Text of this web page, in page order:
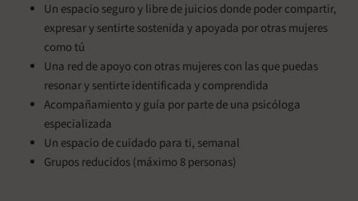
Un espacio seguro y libre de juicios donde poder compartir,
expresar y sentirte sostenida y apoyada por otras mujeres
como tú
Una red de apoyo con otras mujeres con las que puedas
resonar y sentirte identificada y comprendida
Acompañamiento y guía por parte de una psicóloga
especializada
Un espacio de cuidado para ti, semanal
Grupos reducidos (máximo 8 personas)